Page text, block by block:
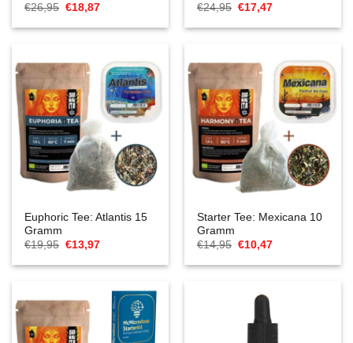
€26,95 Ursprünglicher
war:
€18,87Aktueller
ist:
€24,95 Ursprünglicher
war:
€17,47Aktueller
ist:
Euphoric Tee: Atlantis 15
Gramm
€19,95 Ursprünglicher
war:
€13,97Aktueller
ist:
Starter Tee: Mexicana 10
Gramm
€14,95 Ursprünglicher
war:
€10,47Aktueller
ist: